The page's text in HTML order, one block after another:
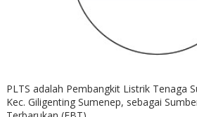
PLTS adalah Pembangkit Listrik Tenaga
Kec. Giligenting Sumenep, sebagai